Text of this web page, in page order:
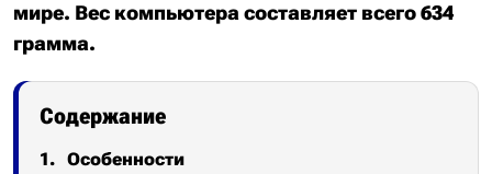
мире. Вес компьютера составляет всего 634
грамма.
Содержание
Особенности